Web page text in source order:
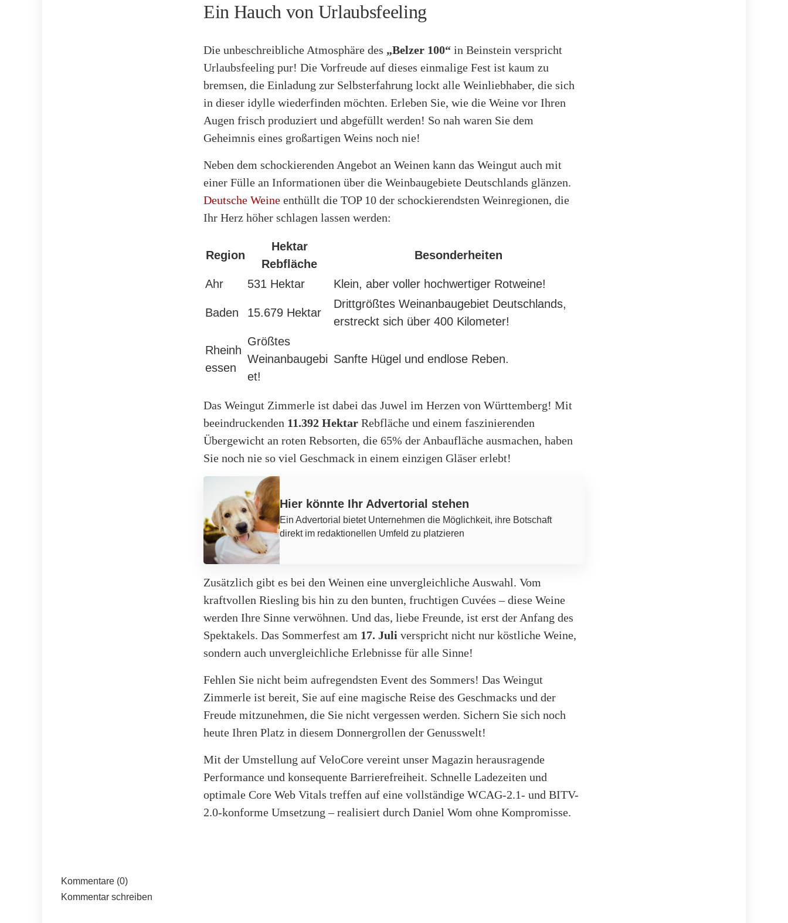
Ein Hauch von Urlaubsfeeling
Die unbeschreibliche Atmosphäre des „Belzer 100“ in Beinstein verspricht
Urlaubsfeeling pur! Die Vorfreude auf dieses einmalige Fest ist kaum zu
bremsen, die Einladung zur Selbsterfahrung lockt alle Weinliebhaber, die sich
in dieser idylle wiederfinden möchten. Erleben Sie, wie die Weine vor Ihren
Augen frisch produziert und abgefüllt werden! So nah waren Sie dem
Geheimnis eines großartigen Weins noch nie!
Neben dem schockierenden Angebot an Weinen kann das Weingut auch mit
einer Fülle an Informationen über die Weinbaugebiete Deutschlands glänzen.
Deutsche Weine enthüllt die TOP 10 der schockierendsten Weinregionen, die
Ihr Herz höher schlagen lassen werden:
Region
Hektar
Rebfläche
Besonderheiten
Ahr 531 Hektar Klein, aber voller hochwertiger Rotweine!
Baden 15.679 Hektar
Drittgrößtes Weinanbaugebiet Deutschlands,
erstreckt sich über 400 Kilometer!
Rheinh
essen
Größtes
Weinanbaugebi
et!
Sanfte Hügel und endlose Reben.
Das Weingut Zimmerle ist dabei das Juwel im Herzen von Württemberg! Mit
beeindruckenden 11.392 Hektar Rebfläche und einem faszinierenden
Übergewicht an roten Rebsorten, die 65% der Anbaufläche ausmachen, haben
Sie noch nie so viel Geschmack in einem einzigen Gläser erlebt!
Hier könnte Ihr Advertorial stehen
Ein Advertorial bietet Unternehmen die Möglichkeit, ihre Botschaft
direkt im redaktionellen Umfeld zu platzieren
Zusätzlich gibt es bei den Weinen eine unvergleichliche Auswahl. Vom
kraftvollen Riesling bis hin zu den bunten, fruchtigen Cuvées – diese Weine
werden Ihre Sinne verwöhnen. Und das, liebe Freunde, ist erst der Anfang des
Spektakels. Das Sommerfest am 17. Juli verspricht nicht nur köstliche Weine,
sondern auch unvergleichliche Erlebnisse für alle Sinne!
Fehlen Sie nicht beim aufregendsten Event des Sommers! Das Weingut
Zimmerle ist bereit, Sie auf eine magische Reise des Geschmacks und der
Freude mitzunehmen, die Sie nicht vergessen werden. Sichern Sie sich noch
heute Ihren Platz in diesem Donnergrollen der Genusswelt!
Mit der Umstellung auf VeloCore vereint unser Magazin herausragende
Performance und konsequente Barrierefreiheit. Schnelle Ladezeiten und
optimale Core Web Vitals treffen auf eine vollständige WCAG-2.1- und BITV-
2.0-konforme Umsetzung – realisiert durch Daniel Wom ohne Kompromisse.
Kommentare (0)
Kommentar schreiben